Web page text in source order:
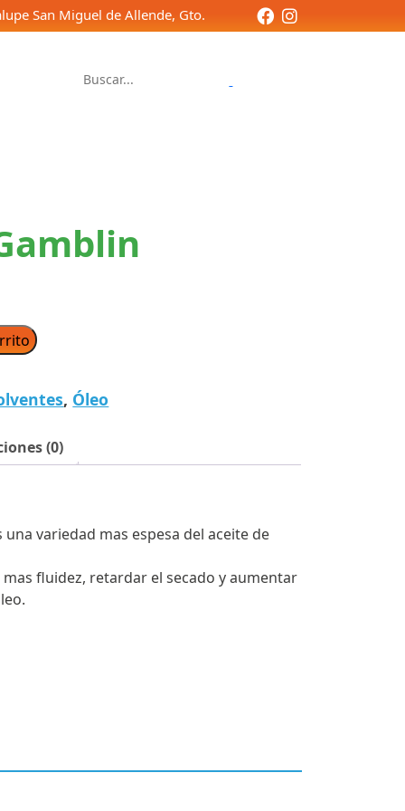
San Miguel de Allende, Gto.
, Óleo
(0)
variedad mas espesa del aceite de
fluidez, retardar el secado y aumentar